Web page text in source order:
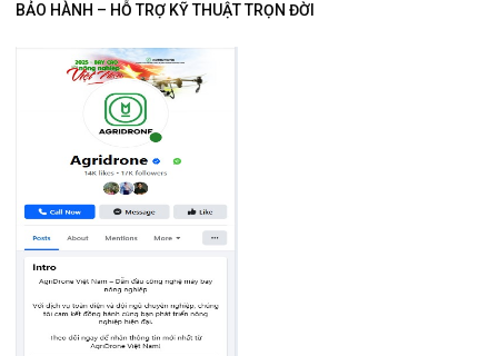
BẢO HÀNH – HỖ TRỢ KỸ THUẬT TRỌN ĐỜI